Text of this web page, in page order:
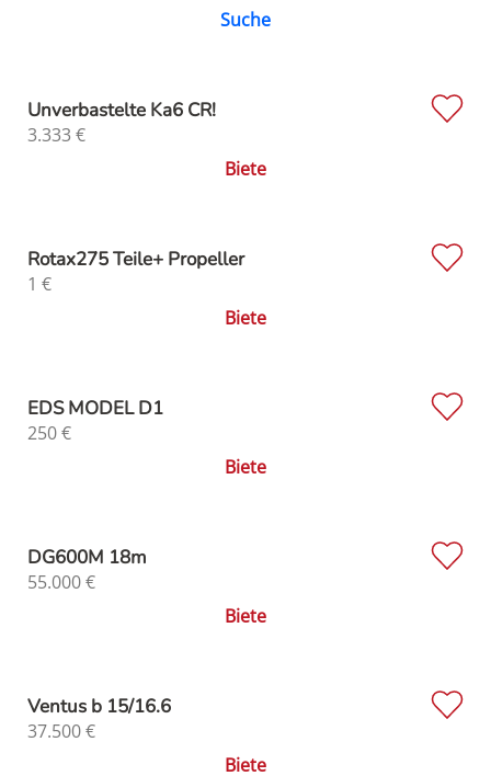
Suche
Unverbastelte Ka6 CR!
3.333 €
Biete
Rotax275 Teile+ Propeller
1 €
Biete
EDS MODEL D1
250€
Biete
DG600M 18m
55.000€
Biete
Ventus b 15/16.6
37.500€
Biete